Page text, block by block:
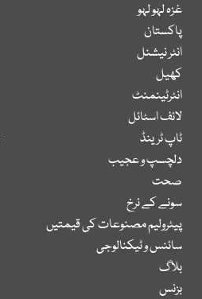
غزہ لہو لہو
پاکستان
انٹر نیشنل
کھیل
انٹرٹینمنٹ
لائف اسٹائل
ٹاپ ٹرینڈ
دلچسپ و عجیب
صحت
سونے کے نرخ
پیٹرولیم مصنوعات کی قیمتیں
سائنس و ٹیکنالوجی
بلاگ
بزنس